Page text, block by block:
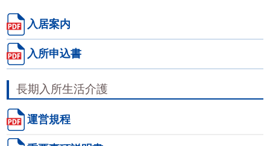
入居案内
入所申込書
長期入所生活介護
運営規程